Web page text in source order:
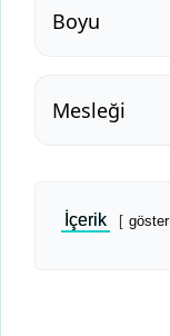
Boyu
Mesleği
İçerik göster